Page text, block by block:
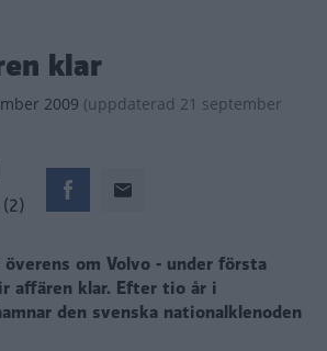
klar
2009 (uppdaterad 21 september
(2)
överens om Volvo - under första
affären klar. Efter tio år i
den svenska nationalklenoden